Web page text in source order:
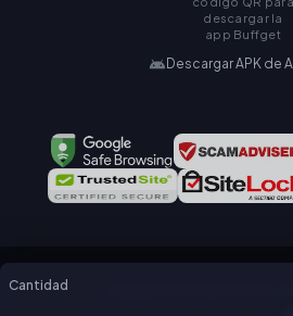
descargar la
app Buffget
Descargar APK de
Copyright © KAMIAGEN LIMITED. All
Cantidad